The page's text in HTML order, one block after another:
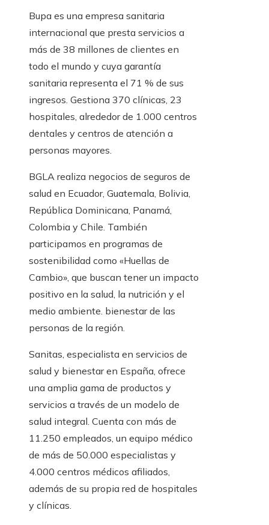
Bupa es una empresa sanitaria
internacional que presta servicios a
más de 38 millones de clientes en
todo el mundo y cuya garantía
sanitaria representa el 71 % de sus
ingresos. Gestiona 370 clínicas, 23
hospitales, alrededor de 1.000 centros
dentales y centros de atención a
personas mayores.
BGLA realiza negocios de seguros de
salud en Ecuador, Guatemala, Bolivia,
República Dominicana, Panamá,
Colombia y Chile. También
participamos en programas de
sostenibilidad como «Huellas de
Cambio», que buscan tener un impacto
positivo en la salud, la nutrición y el
medio ambiente. bienestar de las
personas de la región.
Sanitas, especialista en servicios de
salud y bienestar en España, ofrece
una amplia gama de productos y
servicios a través de un modelo de
salud integral. Cuenta con más de
11.250 empleados, un equipo médico
de más de 50.000 especialistas y
4.000 centros médicos afiliados,
además de su propia red de hospitales
y clínicas.